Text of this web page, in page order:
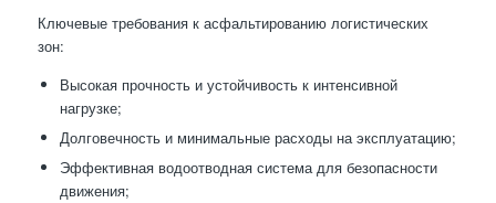
Ключевые требования к асфальтированию логистических
зон:
Высокая прочность и устойчивость к интенсивной
нагрузке;
Долговечность и минимальные расходы на эксплуатацию;
Эффективная водоотводная система для безопасности
движения;